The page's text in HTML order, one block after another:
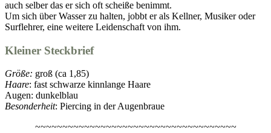
auch selber das er sich oft scheiße benimmt.
Um sich über Wasser zu halten, jobbt er als Kellner, Musiker oder
Surflehrer, eine weitere Leidenschaft von ihm.
Kleiner Steckbrief
Größe: groß (ca 1,85)
Haare: fast schwarze kinnlange Haare
Augen: dunkelblau
Besonderheit: Piercing in der Augenbraue
~~~~~~~~~~~~~~~~~~~~~~~~~~~~~~~~~~~~~